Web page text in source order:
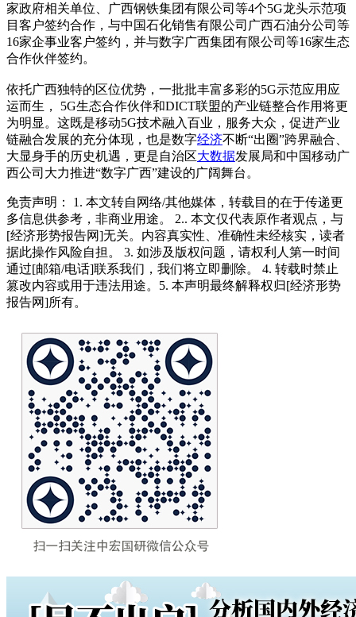
家政府相关单位、广西钢铁集团有限公司等4个5G龙头示范项
目客户签约合作，与中国石化销售有限公司广西石油分公司等
16家企事业客户签约，并与数字广西集团有限公司等16家生态
合作伙伴签约。
依托广西独特的区位优势，一批批丰富多彩的5G示范应用应
运而生， 5G生态合作伙伴和DICT联盟的产业链整合作用将更
为明显。这既是移动5G技术融入百业，服务大众，促进产业
链融合发展的充分体现，也是数字经济不断“出圈”跨界融合、
大显身手的历史机遇，更是自治区大数据发展局和中国移动广
西公司大力推进“数字广西”建设的广阔舞台。
免责声明： 1. 本文转自网络/其他媒体，转载目的在于传递更
多信息供参考，非商业用途。 2.. 本文仅代表原作者观点，与
[经济形势报告网]无关。内容真实性、准确性未经核实，读者
据此操作风险自担。 3. 如涉及版权问题，请权利人第一时间
通过[邮箱/电话]联系我们，我们将立即删除。 4. 转载时禁止
篡改内容或用于违法用途。5. 本声明最终解释权归[经济形势
报告网]所有。